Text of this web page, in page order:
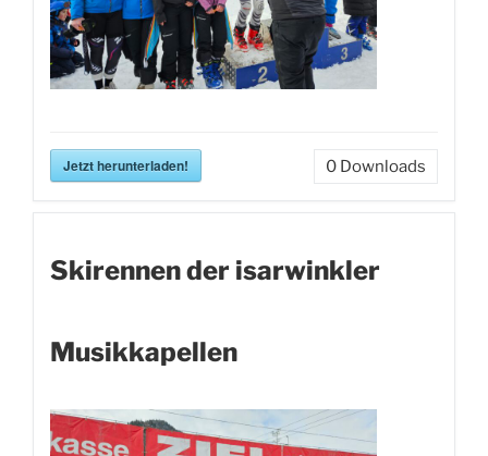
Jetzt herunterladen! 0 Downloads
Skirennen der isarwinkler
Musikkapellen